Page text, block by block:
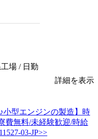
場 / 日勤
詳細を表示